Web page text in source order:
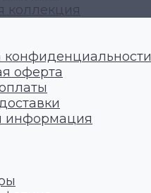
коллекция
конфиденциальности
оферта
информация